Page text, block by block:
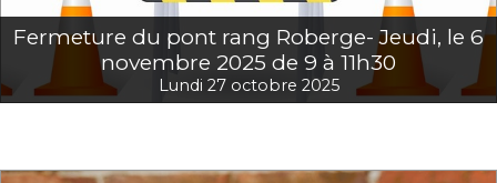
Fermeture du pont rang Roberge- Jeudi, le 6
novembre 2025 de 9 à 11h30
Lundi 27 octobre 2025